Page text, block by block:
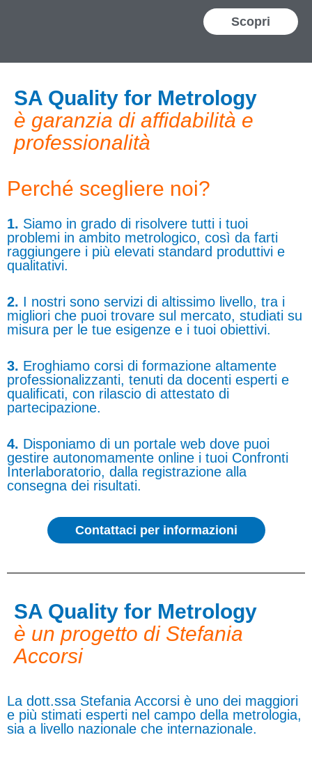
Scopri
SA Quality for Metrology
è garanzia di affidabilità e
professionalità
Perché scegliere noi?
1. Siamo in grado di risolvere tutti i tuoi
problemi in ambito metrologico, così da farti
raggiungere i più elevati standard produttivi e
qualitativi.
2. I nostri sono servizi di altissimo livello, tra i
migliori che puoi trovare sul mercato, studiati su
misura per le tue esigenze e i tuoi obiettivi.
3. Eroghiamo corsi di formazione altamente
professionalizzanti, tenuti da docenti esperti e
qualificati, con rilascio di attestato di
partecipazione.
4. Disponiamo di un portale web dove puoi
gestire autonomamente online i tuoi Confronti
Interlaboratorio, dalla registrazione alla
consegna dei risultati.
Contattaci per informazioni
SA Quality for Metrology
è un progetto di Stefania
Accorsi
La dott.ssa Stefania Accorsi è uno dei maggiori
e più stimati esperti nel campo della metrologia,
sia a livello nazionale che internazionale.